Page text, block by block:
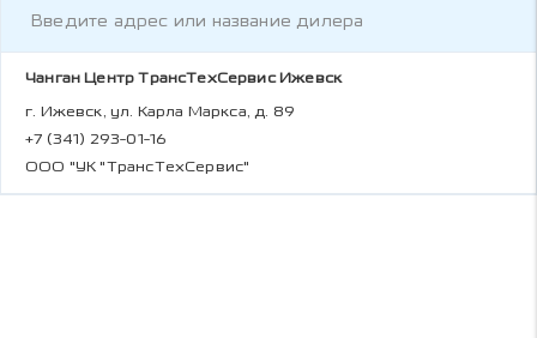
Чанган Центр ТрансТехСервис Ижевск
г. Ижевск, ул. Карла Маркса, д. 89
+7 (341) 293-01-16
ООО "УК "ТрансТехСервис"